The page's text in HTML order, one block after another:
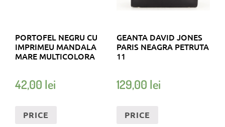
PORTOFEL NEGRU CU
IMPRIMEU MANDALA
MARE MULTICOLORA
42,00 lei
PRICE
GEANTA DAVID JONES
PARIS NEAGRA PETRUTA
11
129,00 lei
PRICE